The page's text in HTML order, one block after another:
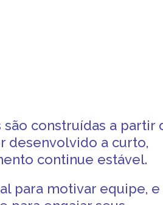
são construídas a partir
desenvolvido a curto,
continue estável.
para motivar equipe, e